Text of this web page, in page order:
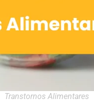
Transtornos Alimentares